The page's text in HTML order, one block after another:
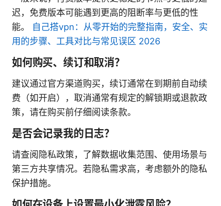
迟，免费版本可能遇到更高的阻断率与更低的性
能。
自己搭vpn：从零开始的完整指南，安全、实
用的步骤、工具对比与常见误区 2026
如何购买、续订和取消？
建议通过官方渠道购买，续订通常在到期前自动续
费（如开启），取消通常有规定的解锁期或退款政
策，请在购买前仔细阅读条款。
是否会记录我的日志？
请查阅隐私政策，了解数据收集范围、使用场景与
第三方共享情况。若隐私需求高，考虑额外的隐私
保护措施。